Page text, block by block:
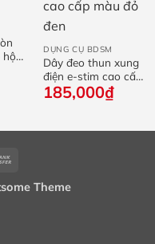
hộp
DỤNG CỤ BDSM
Dây đeo thun xung
điện e-stim cao cấp
màu đỏ đen
185,000₫
Theme